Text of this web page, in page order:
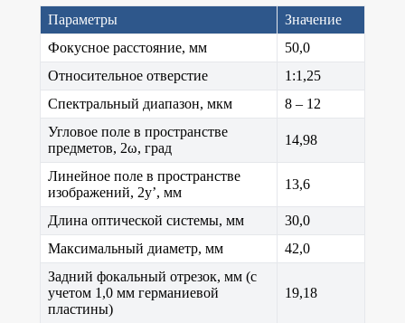
Параметры
Значение
Фокусное расстояние, мм
50,0
Относительное отверстие
1:1,25
Спектральный диапазон, мкм
8 – 12
Угловое поле в пространстве
предметов, 2ω, град
14,98
Линейное поле в пространстве
изображений, 2y’, мм
13,6
Длина оптической системы, мм
30,0
Максимальный диаметр, мм
42,0
Задний фокальный отрезок, мм (с
учетом 1,0 мм германиевой
пластины)
19,18